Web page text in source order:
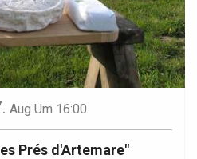
Aug Um 16:00
Prés d'Artemare"